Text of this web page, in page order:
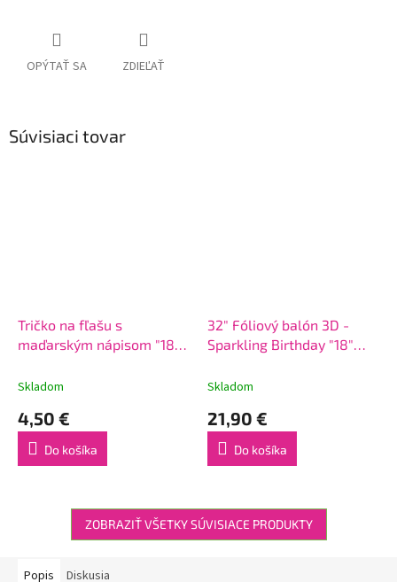
OPÝTAŤ SA ZDIEĽAŤ
Súvisiaci tovar
Tričko na fľašu s
maďarským nápisom "18
Skladom
4,50 €
Do košíka
32" Fóliový balón 3D -
Sparkling Birthday "18"
Skladom
21,90 €
Do košíka
ZOBRAZIŤ VŠETKY SÚVISIACE PRODUKTY
Popis Diskusia